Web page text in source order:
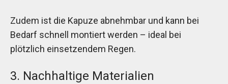
Zudem ist die Kapuze abnehmbar und kann bei
Bedarf schnell montiert werden – ideal bei
plötzlich einsetzendem Regen.
3. Nachhaltige Materialien